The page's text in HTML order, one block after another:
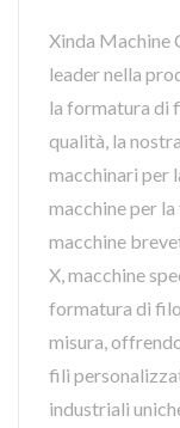
Xinda Machine
leader nella
la formatura di
qualità, la
macchinari per
macchine per
macchine
X, macchine
formatura di
misura,
fili
industriali